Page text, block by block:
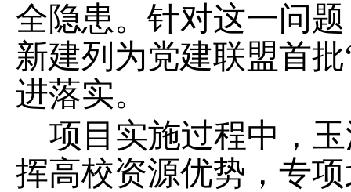
全隐患。针对这一问
新建列为党建联盟首批
进落实。
项目实施过程中，
挥高校资源优势，专